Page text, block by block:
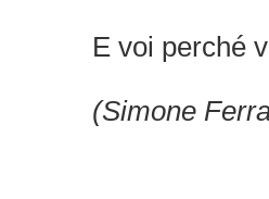
E voi perché
(Simone